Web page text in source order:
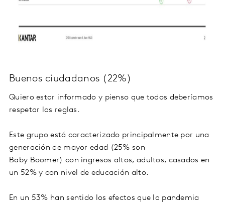
Buenos ciudadanos (22%)
Quiero estar informado y pienso que todos deberíamos
respetar las reglas.
Este grupo está caracterizado principalmente por una
generación de mayor edad (25% son
Baby Boomer) con ingresos altos, adultos, casados en
un 52% y con nivel de educación alto.
En un 53% han sentido los efectos que la pandemia